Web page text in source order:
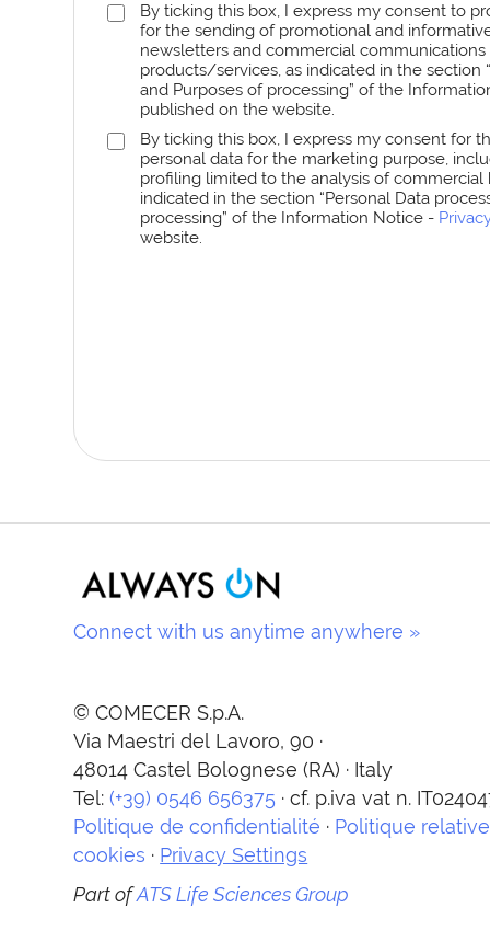
By ticking this box, I express my consent to
for the sending of promotional and
newsletters and commercial
products/services, as indicated in the section
and Purposes of processing” of the
published on the website.
By ticking this box, I express my consent for
personal data for the marketing purpose,
profiling limited to the analysis of commercial
indicated in the section “Personal Data
processing” of the Information Notice -
website.
Connect with us anytime anywhere »
© COMECER S.p.A.
Via Maestri del Lavoro, 90 ·
48014 Castel Bolognese (RA) · Italy
Tel:(+39) 0546 656375 · cf. p.iva vat n.
Politique de confidentialité · Politique
cookies · Privacy Settings
Part ofATS Life Sciences Group